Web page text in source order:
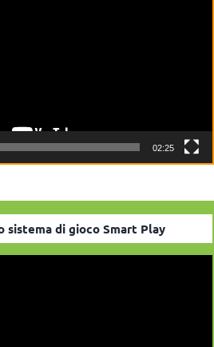
02:25
sistema di gioco Smart Play